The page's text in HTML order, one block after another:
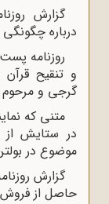
گزارش
درباره
روزنامه
و تنقیح
گرجی و مرحوم
متنی که
در ستایش از
موضوع در
گزارش
حاصل از